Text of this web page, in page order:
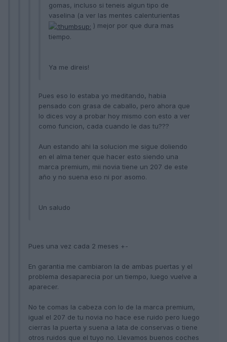
gomas, incluso si teneis algun tipo de
vaselina (a ver las mentes calenturientas
) mejor por que dura mas
tiempo.
Ya me direis!
Pues eso lo estaba yo meditando, habia
pensado con grasa de caballo, pero ahora que
lo dices voy a probar hoy mismo con esto a ver
como funcion, cada cuando le das tu???
Aun estando ahi la solucion me sigue doliendo
en el alma tener que hacer esto siendo una
marca premium, mii novia tiene un 207 de este
año y no suena eso ni por asomo.
Un saludo
Pues una vez cada 2 meses +-
En garantia me cambiaron la de ambas puertas y el
problema desaparecia por un tiempo, luego vuelve a
aparecer.
No te comas la cabeza con lo de la marca premium,
igual el 207 de tu novia no hace ese ruido pero luego
cierras la puerta y suena a lata de conservas o tiene
otros ruidos que el tuyo no. Llevamos buenos coches